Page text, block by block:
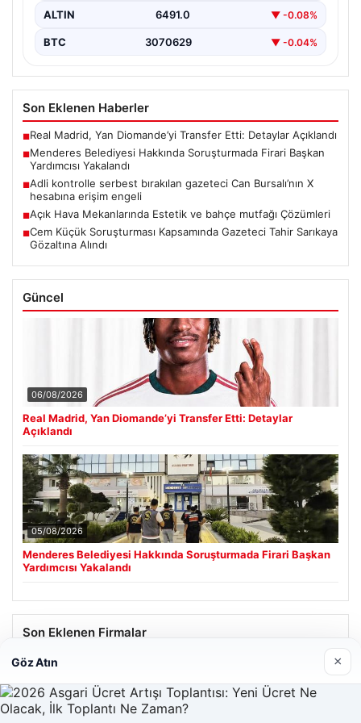
ALTIN 6491.0 ▼ -0.08%
BTC 3070629 ▼ -0.04%
Son Eklenen Haberler
■Real Madrid, Yan Diomande’yi Transfer Etti: Detaylar Açıklandı
■Menderes Belediyesi Hakkında Soruşturmada Firari Başkan
Yardımcısı Yakalandı
■Adli kontrolle serbest bırakılan gazeteci Can Bursalı’nın X
hesabına erişim engeli
■Açık Hava Mekanlarında Estetik ve bahçe mutfağı Çözümleri
■Cem Küçük Soruşturması Kapsamında Gazeteci Tahir Sarıkaya
Gözaltına Alındı
Güncel
06/08/2026
Real Madrid, Yan Diomande’yi Transfer Etti: Detaylar
Açıklandı
05/08/2026
Menderes Belediyesi Hakkında Soruşturmada Firari Başkan
Yardımcısı Yakalandı
Son Eklenen Firmalar
Göz Atın ×